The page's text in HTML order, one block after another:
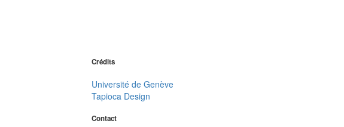
Crédits
Université de Genève
Tapioca Design
Contact